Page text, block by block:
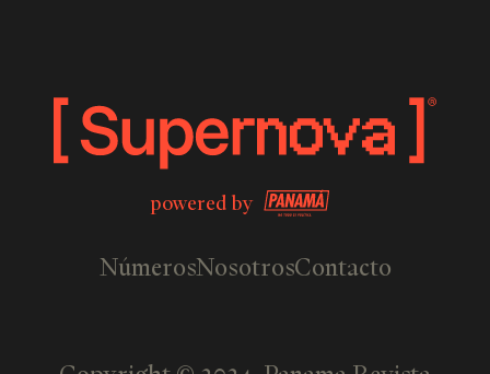
powered by
NúmerosNosotrosContacto